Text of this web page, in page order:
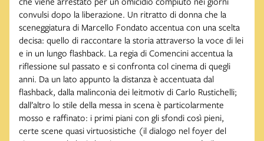
convulsi dopo la liberazione. Un ritratto di donna che la
sceneggiatura di Marcello Fondato accentua con una scelta
decisa: quello di raccontare la storia attraverso la voce di lei
e in un lungo flashback. La regia di Comencini accentua la
riflessione sul passato e si confronta col cinema di quegli
anni. Da un lato appunto la distanza è accentuata dal
flashback, dalla malinconia dei leitmotiv di Carlo Rustichelli;
dall’altro lo stile della messa in scena è particolarmente
mosso e raffinato: i primi piani con gli sfondi così pieni,
certe scene quasi virtuosistiche (il dialogo nel foyer del